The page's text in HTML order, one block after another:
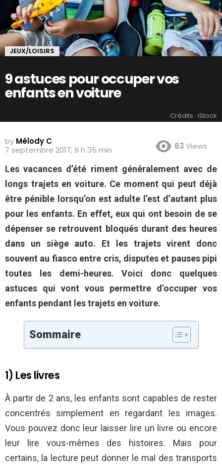
JEUX/LOISIRS
9 astuces pour occuper vos
enfants en voiture
Crédits : iStock
by Mélody C
7 septembre 2017, 9 h 35 min
63 Views
Les vacances d’été riment généralement avec de
longs trajets en voiture. Ce moment qui peut déjà
être pénible lorsqu’on est adulte l’est d’autant plus
pour les enfants. En effet, eux qui ont besoin de se
dépenser se retrouvent bloqués durant des heures
dans un siège auto. Et les trajets virent donc
souvent au fiasco entre cris, disputes et pauses pipi
toutes les demi-heures. Voici donc quelques
astuces qui vont vous permettre d’occuper vos
enfants pendant les trajets en voiture.
Sommaire
1) Les livres
À partir de 2 ans, les enfants sont capables de rester
concentrés simplement en regardant les images.
Vous pouvez donc leur laisser lire un livre ou encore
leur lire vous-mêmes des histoires. Mais pour
certains, la lecture peut donner le mal des transports